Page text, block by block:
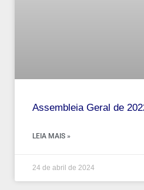
Assembleia Geral de
LEIA MAIS »
24 de abril de 2024